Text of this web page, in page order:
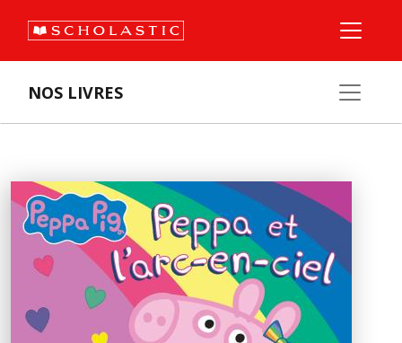
NOS LIVRES